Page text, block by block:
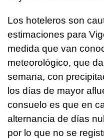
Los hoteleros son
estimaciones para
medida que van
meteorológico, que
semana, con
los días de mayor
consuelo es que en
alternancia de días
por lo que no se